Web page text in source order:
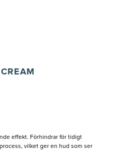
effekt. Förhindrar för tidigt
vilket ger en hud som ser